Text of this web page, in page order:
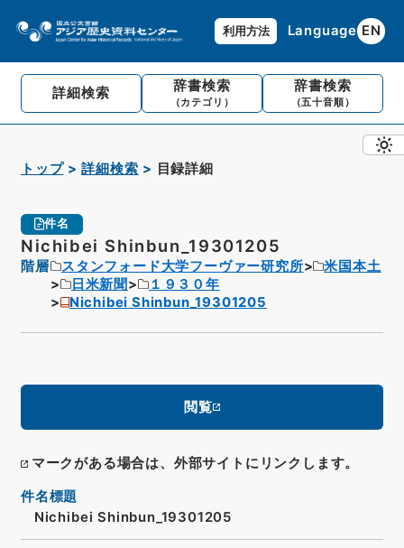
利用方法 Language EN
詳細検索 辞書検索
（カテゴリ）
辞書検索
（五十音順）
トップ 詳細検索 目録詳細
件名
Nichibei Shinbun_19301205
階層 スタンフォード大学フーヴァー研究所
米国本土
日米新聞
１９３０年
Nichibei Shinbun_19301205
閲覧
マークがある場合は、外部サイトにリンクします。
件名標題
Nichibei Shinbun_19301205